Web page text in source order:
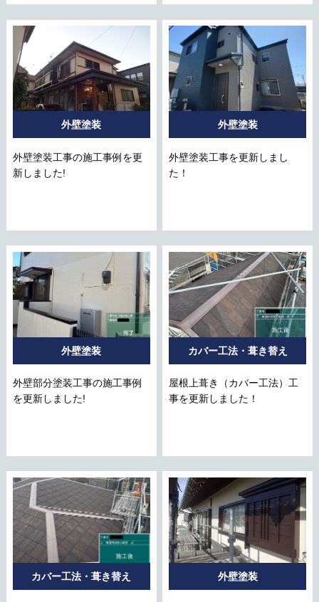
外壁塗装
外壁塗装工事の施工事例を更
新しました!
外壁塗装
外壁塗装工事を更新しまし
た！
外壁塗装
外壁部分塗装工事の施工事例
を更新しました!
カバー工法・葺き替え
屋根上葺き（カバー工法）工
事を更新しました！
カバー工法・葺き替え 外壁塗装